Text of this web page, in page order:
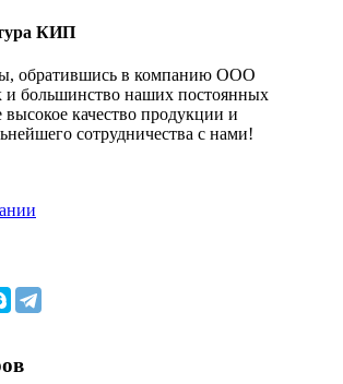
КИП
обратившись в компанию ООО
и большинство наших постоянных
качество продукции и
сотрудничества с нами!